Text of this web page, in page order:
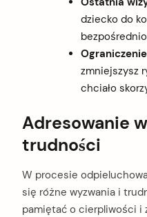
dziecko do
zmniejszysz
chciało
Adresowanie
trudności
W procesie
się różne wyzwania i
pamiętać o cierpliwości i